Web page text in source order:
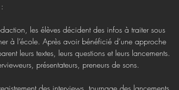
les élèves décident des infos à traiter sous
à l’école. Après avoir bénéficié d’une approche
leurs textes, leurs questions et leurs lancements.
présentateurs, preneurs de sons.